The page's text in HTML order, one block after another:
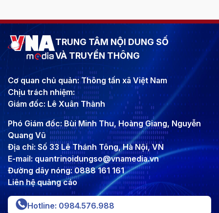
TRUNG TÂM NỘI DUNG SỐ
VÀ TRUYỀN THÔNG
Cơ quan chủ quản: Thông tấn xã Việt Nam
Chịu trách nhiệm:
Giám đốc: Lê Xuân Thành
Phó Giám đốc: Bùi Minh Thu, Hoàng Giang, Nguyễn
Quang Vũ
Địa chỉ: Số 33 Lê Thánh Tông, Hà Nội, VN
E-mail: quantrinoidungso@vnamedia.vn
Đường dây nóng: 0888 161 161
Liên hệ quảng cáo
Hotline: 0984.576.988